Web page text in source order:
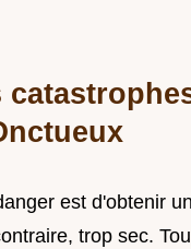
est d'obtenir
trop sec.